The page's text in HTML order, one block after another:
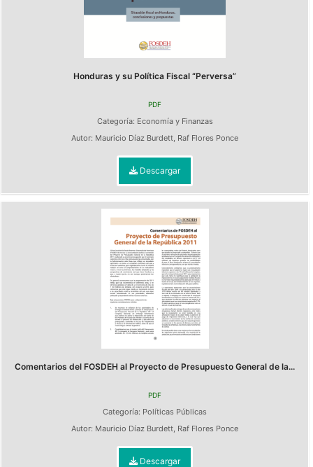
Honduras y su Política Fiscal “Perversa”
PDF
Categoría: Economía y Finanzas
Autor: Mauricio Díaz Burdett, Raf Flores Ponce
Descargar
Comentarios del FOSDEH al Proyecto de Presupuesto General de la...
PDF
Categoría: Políticas Públicas
Autor: Mauricio Díaz Burdett, Raf Flores Ponce
Descargar